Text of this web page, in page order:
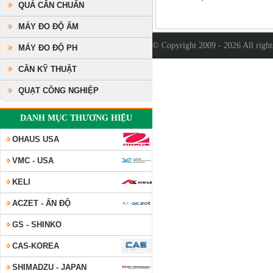
QUẢ CÂN CHUẨN
MÁY ĐO ĐỘ ẨM
MÁY ĐO ĐỘ PH
CÂN KỸ THUẬT
QUẠT CÔNG NGHIỆP
DANH MỤC THƯƠNG HIỆU
OHAUS USA
VMC - USA
KELI
ACZET - ẤN ĐỘ
GS - SHINKO
CAS-KOREA
SHIMADZU - JAPAN
© Copyright 2009 - 2026 All